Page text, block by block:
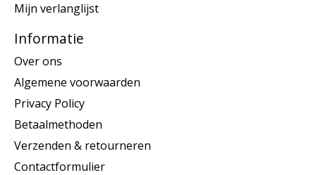
Mijn verlanglijst
Informatie
Over ons
Algemene voorwaarden
Privacy Policy
Betaalmethoden
Verzenden & retourneren
Contactformulier